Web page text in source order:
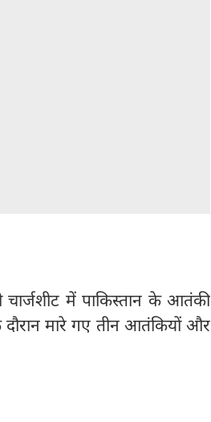
में पाकिस्तान के आतंकी
मारे गए तीन आतंकियों और